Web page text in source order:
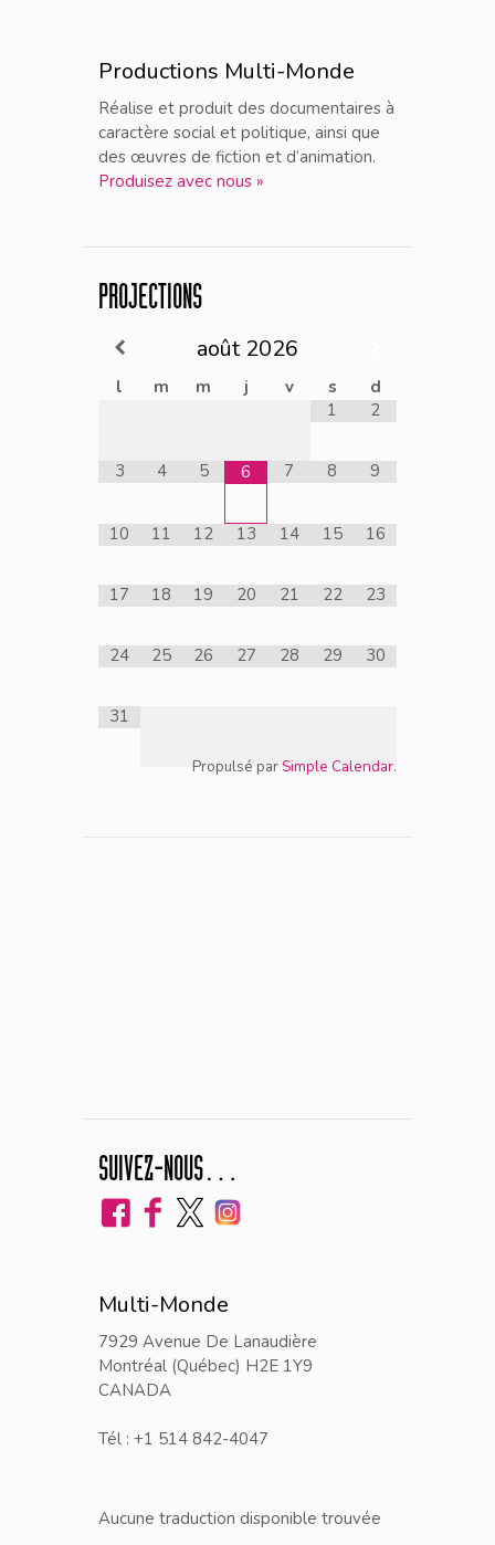
Productions Multi-Monde
Réalise et produit des documentaires à
caractère social et politique, ainsi que
des œuvres de fiction et d’animation.
Produisez avec nous »
PROJECTIONS
août 2026
l m m j v s
d
1
2
3 4 5 6 7 8 9
10 11 12 13 14 15 16
17 18 19 20 21 22 23
24 25 26 27 28 29 30
31
Propulsé par Simple Calendar.
SUIVEZ-NOUS…
Multi-Monde
7929 Avenue De Lanaudière
Montréal (Québec) H2E 1Y9
CANADA
Tél : +1 514 842-4047
Aucune traduction disponible trouvée